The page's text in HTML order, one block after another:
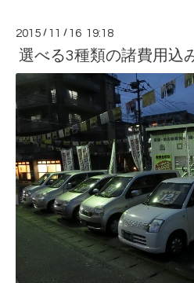
2015 / 11 / 16 19:18
選べる3種類の諸費用込